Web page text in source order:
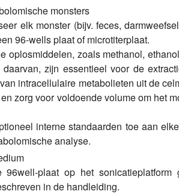
monsters
elk monster (bijv. feces,
96-wells plaat of microtiterplaat.
oplosmiddelen, zoals methanol,
zijn essentieel voor de
intracellulaire metabolieten uit de
zorg voor voldoende volume om het
interne standaarden toe aan
analyse.
96well-plaat op het sonicatieplatform
in de handleiding.